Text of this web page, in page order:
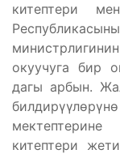
китептери
окуучуга бир
дагы арбын.
китептери